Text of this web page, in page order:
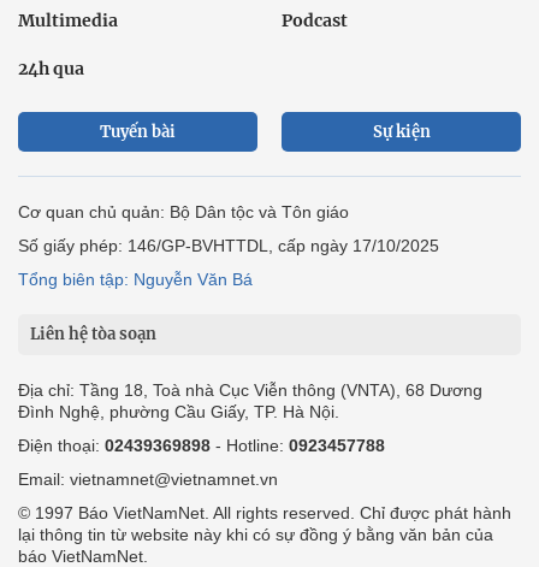
Multimedia Podcast
24h qua
Tuyến bài Sự kiện
Cơ quan chủ quản: Bộ Dân tộc và Tôn giáo
Số giấy phép: 146/GP-BVHTTDL, cấp ngày 17/10/2025
Tổng biên tập: Nguyễn Văn Bá
Liên hệ tòa soạn
Địa chỉ: Tầng 18, Toà nhà Cục Viễn thông (VNTA), 68 Dương
Đình Nghệ, phường Cầu Giấy, TP. Hà Nội.
Điện thoại: 02439369898 - Hotline: 0923457788
Email: vietnamnet@vietnamnet.vn
© 1997 Báo VietNamNet. All rights reserved. Chỉ được phát hành
lại thông tin từ website này khi có sự đồng ý bằng văn bản của
báo VietNamNet.